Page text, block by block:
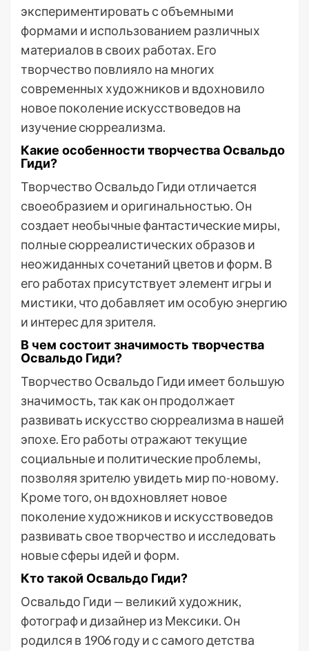
экспериментировать с объемными
формами и использованием различных
материалов в своих работах. Его
творчество повлияло на многих
современных художников и вдохновило
новое поколение искусствоведов на
изучение сюрреализма.
Какие особенности творчества Освальдо
Гиди?
Творчество Освальдо Гиди отличается
своеобразием и оригинальностью. Он
создает необычные фантастические миры,
полные сюрреалистических образов и
неожиданных сочетаний цветов и форм. В
его работах присутствует элемент игры и
мистики, что добавляет им особую энергию
и интерес для зрителя.
В чем состоит значимость творчества
Освальдо Гиди?
Творчество Освальдо Гиди имеет большую
значимость, так как он продолжает
развивать искусство сюрреализма в нашей
эпохе. Его работы отражают текущие
социальные и политические проблемы,
позволяя зрителю увидеть мир по-новому.
Кроме того, он вдохновляет новое
поколение художников и искусствоведов
развивать свое творчество и исследовать
новые сферы идей и форм.
Кто такой Освальдо Гиди?
Освальдо Гиди — великий художник,
фотограф и дизайнер из Мексики. Он
родился в 1906 году и с самого детства